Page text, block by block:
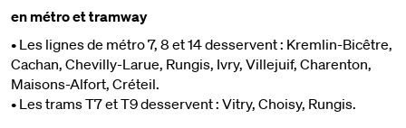
en métro et tramway
• Les lignes de métro 7, 8 et 14 desservent : Kremlin-Bicêtre,
Cachan, Chevilly-Larue, Rungis, Ivry, Villejuif, Charenton,
Maisons-Alfort, Créteil.
• Les trams T7 et T9 desservent : Vitry, Choisy, Rungis.